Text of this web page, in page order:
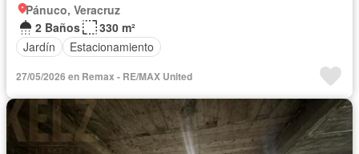
Pánuco, Veracruz
2 Baños
330 m²
Jardín
Estacionamiento
27/05/2026 en Remax - RE/MAX United